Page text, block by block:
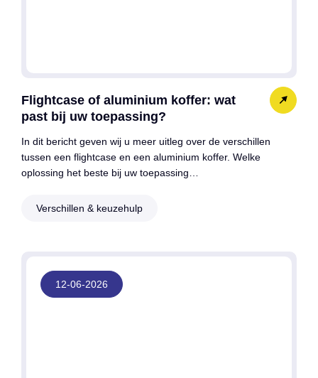
Flightcase of aluminium koffer: wat
past bij uw toepassing?
In dit bericht geven wij u meer uitleg over de verschillen
tussen een flightcase en een aluminium koffer. Welke
oplossing het beste bij uw toepassing…
Verschillen & keuzehulp
12-06-2026